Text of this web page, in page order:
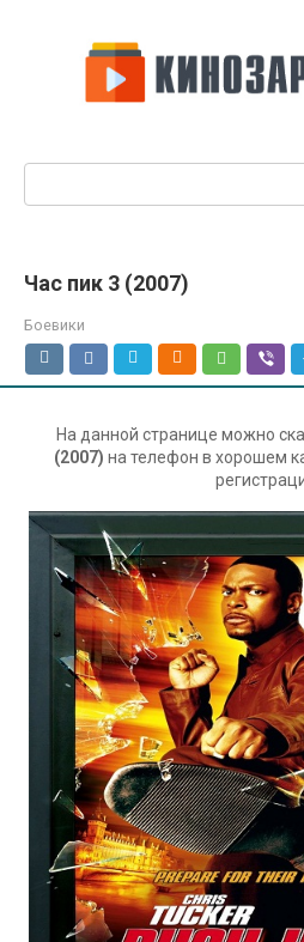
Час пик 3 (2007)
Боевики
На данной странице можно
(2007) на телефон в хорошем